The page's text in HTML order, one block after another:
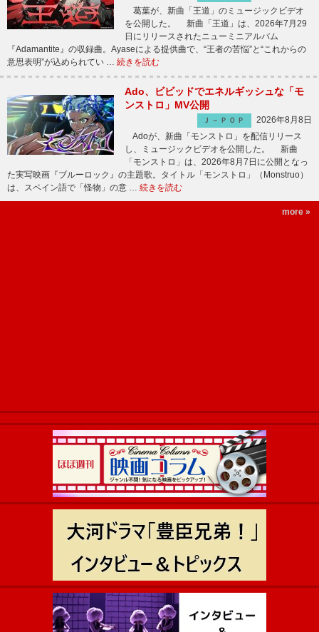
葛葉が、新曲「王道」のミュージックビデオ
を公開した。 新曲「王道」は、2026年7月29
日にリリースされたニューミニアルバム
『Adamantite』の収録曲。Ayaseによる提供曲で、“王者の苦悩”と“これからの
意思表明”が込められてい … 続きを読む
Ado、ビビッドでエネルギッシュな「モ
ンストロ」MV公開
Ｊ－ＰＯＰ
2026年8月8日
Adoが、新曲「モンストロ」を配信リリース
し、ミュージックビデオを公開した。 新曲
「モンストロ」は、2026年8月7日に公開となっ
た実写映画『ブルーロック』の主題歌。タイトル「モンストロ」（Monstruo）
は、スペイン語で「怪物」の意 … 続きを読む
more »